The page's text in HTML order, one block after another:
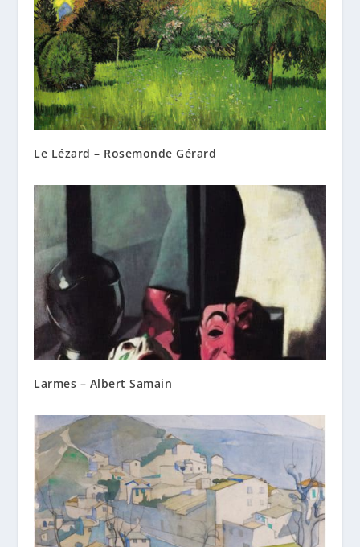
Le Lézard – Rosemonde Gérard
Larmes – Albert Samain